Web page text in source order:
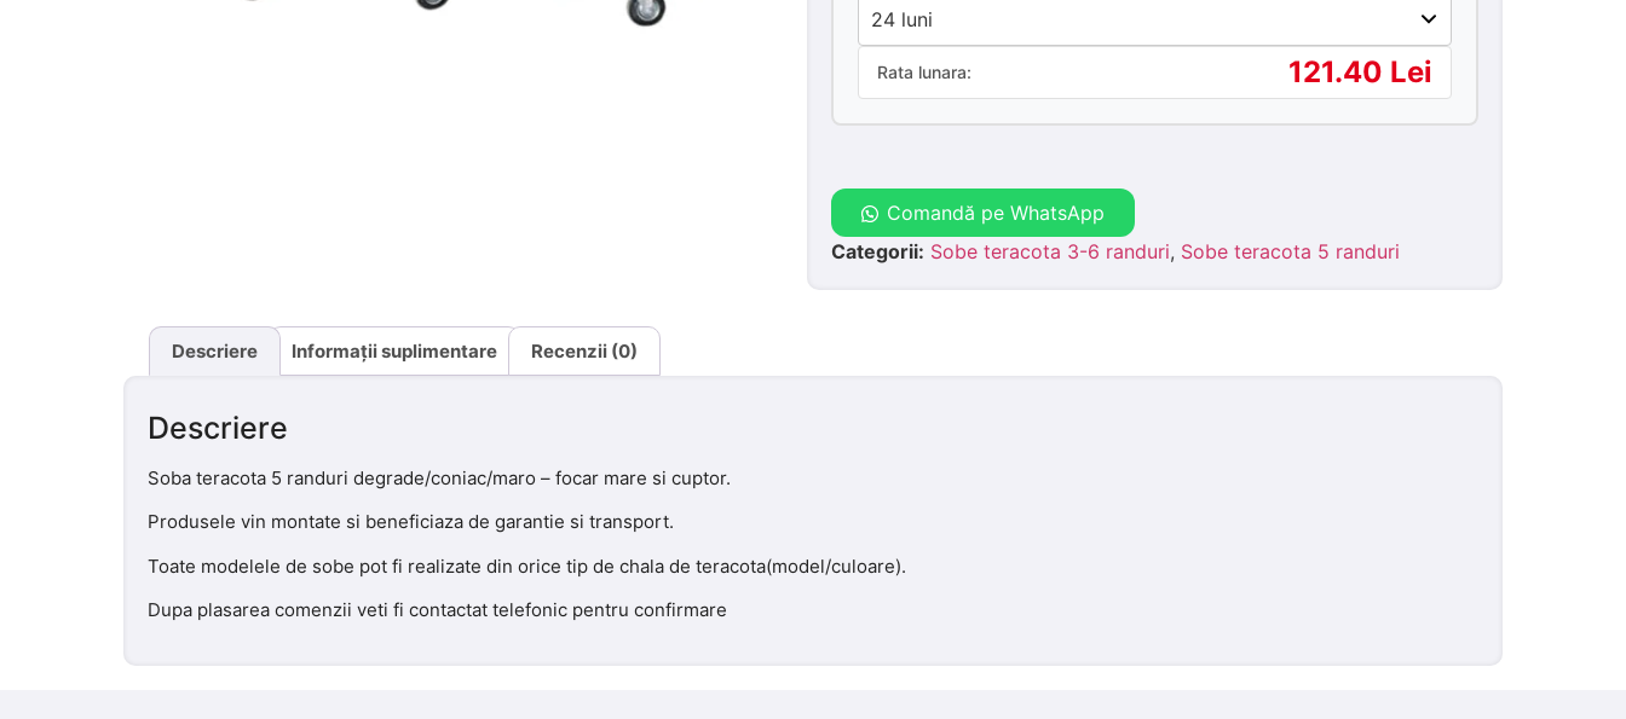
Rata lunara: 121.40 Lei
Comandă pe WhatsApp
Categorii: Sobe teracota 3-6 randuri, Sobe teracota 5 randuri
Descriere Informații suplimentare Recenzii (0)
Descriere
Soba teracota 5 randuri degrade/coniac/maro – focar mare si cuptor.
Produsele vin montate si beneficiaza de garantie si transport.
Toate modelele de sobe pot fi realizate din orice tip de chala de teracota(model/culoare).
Dupa plasarea comenzii veti fi contactat telefonic pentru confirmare